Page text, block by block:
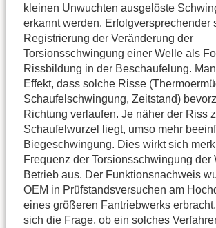
kleinen Unwuchten ausgelöste
erkannt werden. Erfolgversprechender
Registrierung der Veränderung der
Torsionsschwingung einer Welle als
Rissbildung in der Beschaufelung.
Effekt, dass solche Risse
Schaufelschwingung, Zeitstand)
Richtung verlaufen. Je näher der Riss
Schaufelwurzel liegt, umso mehr
Biegeschwingung. Dies wirkt sich
Frequenz der Torsionsschwingung der
Betrieb aus. Der Funktionsnachweis
OEM in Prüfstandsversuchen am
eines größeren Fantriebwerks
sich die Frage, ob ein solches